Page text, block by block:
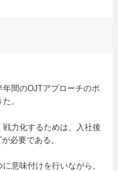
間のOJTアプローチのポ
。
力化するためは、入社後
必要である。
意味付けを行いながら、